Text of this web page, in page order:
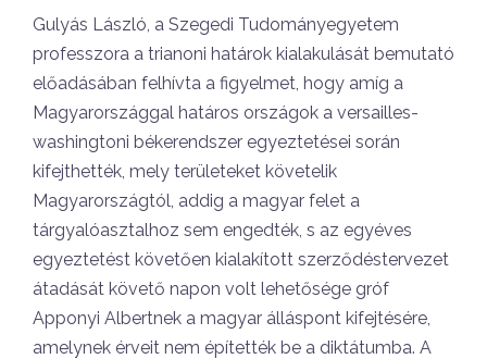
Gulyás László, a Szegedi Tudományegyetem
professzora a trianoni határok kialakulását bemutató
előadásában felhívta a figyelmet, hogy amíg a
Magyarországgal határos országok a versailles-
washingtoni békerendszer egyeztetései során
kifejthették, mely területeket követelik
Magyarországtól, addig a magyar felet a
tárgyalóasztalhoz sem engedték, s az egyéves
egyeztetést követően kialakított szerződéstervezet
átadását követő napon volt lehetősége gróf
Apponyi Albertnek a magyar álláspont kifejtésére,
amelynek érveit nem építették be a diktátumba. A